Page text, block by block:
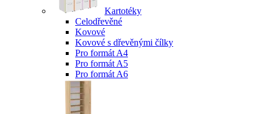
Kartotéky
Celodřevěné
Kovové
Kovové s dřevěnými čílky
Pro formát A4
Pro formát A5
Pro formát A6